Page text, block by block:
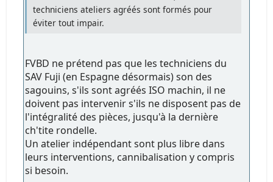
techniciens ateliers agréés sont formés pour
éviter tout impair.
FVBD ne prétend pas que les techniciens du
SAV Fuji (en Espagne désormais) son des
sagouins, s'ils sont agréés ISO machin, il ne
doivent pas intervenir s'ils ne disposent pas de
l'intégralité des pièces, jusqu'à la dernière
ch'tite rondelle.
Un atelier indépendant sont plus libre dans
leurs interventions, cannibalisation y compris
si besoin.